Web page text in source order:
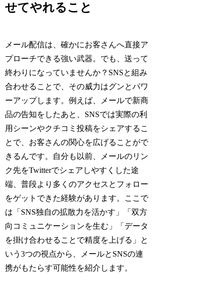
せてやれること
メール配信は、確かにお客さんへ直接ア
プローチできる強い武器。でも、送って
終わりになっていませんか？SNSと組み
合わせることで、その威力はグンとパワ
ーアップします。例えば、メールで新商
品の告知をしたあと、SNSでは実際の利
用シーンやクチコミ投稿をシェアするこ
とで、お客さんの関心を広げることがで
きるんです。自分も以前、メールのリン
ク先をTwitterでシェアしやすくした途
端、普段より多くのアクセスとフォロー
をゲットできた経験があります。ここで
は「SNS独自の拡散力を活かす」「双方
向コミュニケーションを生む」「データ
を掛け合わせることで精度を上げる」と
いう3つの視点から、メールとSNSの連
携がもたらす可能性を紹介します。